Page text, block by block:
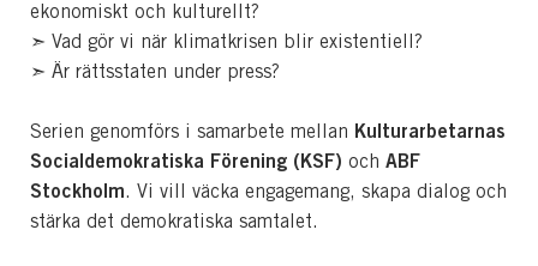
ekonomiskt och kulturellt?
➣ Vad gör vi när klimatkrisen blir existentiell?
➣ Är rättsstaten under press?
Serien genomförs i samarbete mellan Kulturarbetarnas
Socialdemokratiska Förening (KSF) och ABF
Stockholm. Vi vill väcka engagemang, skapa dialog och
stärka det demokratiska samtalet.